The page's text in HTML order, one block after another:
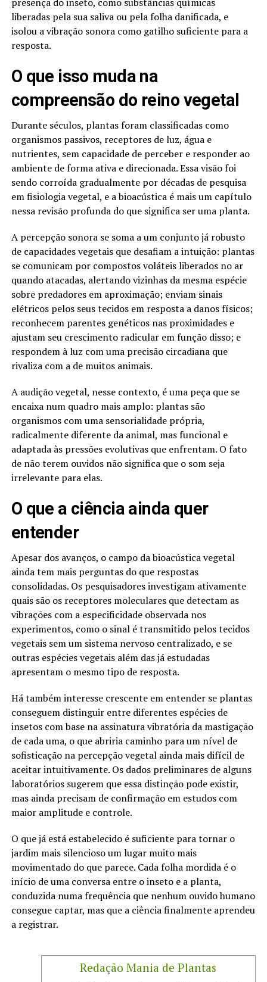
liberadas pela sua saliva ou pela folha danificada, e
isolou a vibração sonora como gatilho suficiente para a
resposta.
O que isso muda na
compreensão do reino vegetal
Durante séculos, plantas foram classificadas como
organismos passivos, receptores de luz, água e
nutrientes, sem capacidade de perceber e responder ao
ambiente de forma ativa e direcionada. Essa visão foi
sendo corroída gradualmente por décadas de pesquisa
em fisiologia vegetal, e a bioacústica é mais um capítulo
nessa revisão profunda do que significa ser uma planta.
A percepção sonora se soma a um conjunto já robusto
de capacidades vegetais que desafiam a intuição: plantas
se comunicam por compostos voláteis liberados no ar
quando atacadas, alertando vizinhas da mesma espécie
sobre predadores em aproximação; enviam sinais
elétricos pelos seus tecidos em resposta a danos físicos;
reconhecem parentes genéticos nas proximidades e
ajustam seu crescimento radicular em função disso; e
respondem à luz com uma precisão circadiana que
rivaliza com a de muitos animais.
A audição vegetal, nesse contexto, é uma peça que se
encaixa num quadro mais amplo: plantas são
organismos com uma sensorialidade própria,
radicalmente diferente da animal, mas funcional e
adaptada às pressões evolutivas que enfrentam. O fato
de não terem ouvidos não significa que o som seja
irrelevante para elas.
O que a ciência ainda quer
entender
Apesar dos avanços, o campo da bioacústica vegetal
ainda tem mais perguntas do que respostas
consolidadas. Os pesquisadores investigam ativamente
quais são os receptores moleculares que detectam as
vibrações com a especificidade observada nos
experimentos, como o sinal é transmitido pelos tecidos
vegetais sem um sistema nervoso centralizado, e se
outras espécies vegetais além das já estudadas
apresentam o mesmo tipo de resposta.
Há também interesse crescente em entender se plantas
conseguem distinguir entre diferentes espécies de
insetos com base na assinatura vibratória da mastigação
de cada uma, o que abriria caminho para um nível de
sofisticação na percepção vegetal ainda mais difícil de
aceitar intuitivamente. Os dados preliminares de alguns
laboratórios sugerem que essa distinção pode existir,
mas ainda precisam de confirmação em estudos com
maior amplitude e controle.
O que já está estabelecido é suficiente para tornar o
jardim mais silencioso um lugar muito mais
movimentado do que parece. Cada folha mordida é o
início de uma conversa entre o inseto e a planta,
conduzida numa frequência que nenhum ouvido humano
consegue captar, mas que a ciência finalmente aprendeu
a registrar.
Redação Mania de Plantas